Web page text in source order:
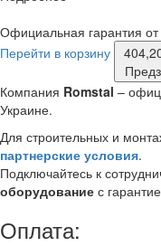
Официальная гарантия от
Перейти в корзину
Компания Romstal –
Украине.
Для строительных и
партнерские условия.
Подключайтесь к
оборудование с
Оплата: